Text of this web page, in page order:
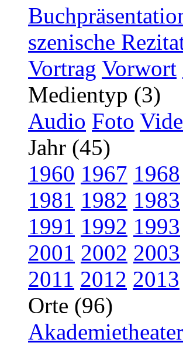
szenische
Vortrag Vorwort
Medientyp (3)
Audio Foto
Jahr (45)
1960 1967 1968
1981 1982 1983
1991 1992 1993
2001 2002 2003
2011 2012 2013
Orte (96)
Akademietheater